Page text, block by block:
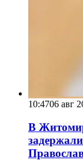
10:4706 авг
В